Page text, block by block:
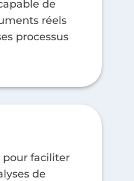
de
réels
processus
pour faciliter
de